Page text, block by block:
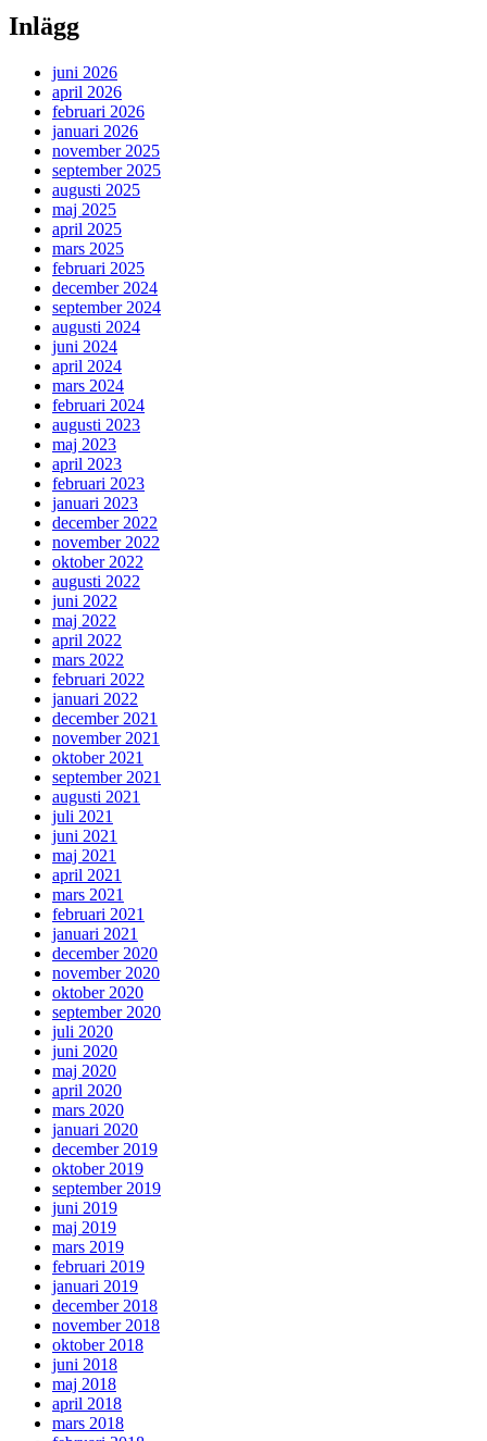
Inlägg
juni 2026
april 2026
februari 2026
januari 2026
november 2025
september 2025
augusti 2025
maj 2025
april 2025
mars 2025
februari 2025
december 2024
september 2024
augusti 2024
juni 2024
april 2024
mars 2024
februari 2024
augusti 2023
maj 2023
april 2023
februari 2023
januari 2023
december 2022
november 2022
oktober 2022
augusti 2022
juni 2022
maj 2022
april 2022
mars 2022
februari 2022
januari 2022
december 2021
november 2021
oktober 2021
september 2021
augusti 2021
juli 2021
juni 2021
maj 2021
april 2021
mars 2021
februari 2021
januari 2021
december 2020
november 2020
oktober 2020
september 2020
juli 2020
juni 2020
maj 2020
april 2020
mars 2020
januari 2020
december 2019
oktober 2019
september 2019
juni 2019
maj 2019
mars 2019
februari 2019
januari 2019
december 2018
november 2018
oktober 2018
juni 2018
maj 2018
april 2018
mars 2018